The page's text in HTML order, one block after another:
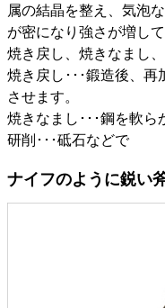
属の結晶を整え、気泡
が密になり強さが増して
焼き戻し、焼きなまし
焼き戻し･･･鍛造後、再
させます。
焼きなまし･･･鋼を軟ら
研削･･･砥石などで
ナイフのように鋭い